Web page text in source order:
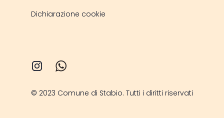
Dichiarazione cookie
Instagram
© 2023 Comune di Stabio. Tutti i diritti riservati